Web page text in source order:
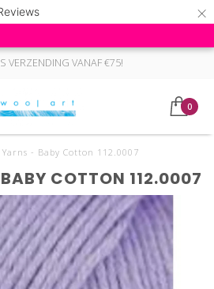
×
VERZENDING VANAF €75!
0
Yarns - Baby Cotton 112.0007
COTTON 112.0007